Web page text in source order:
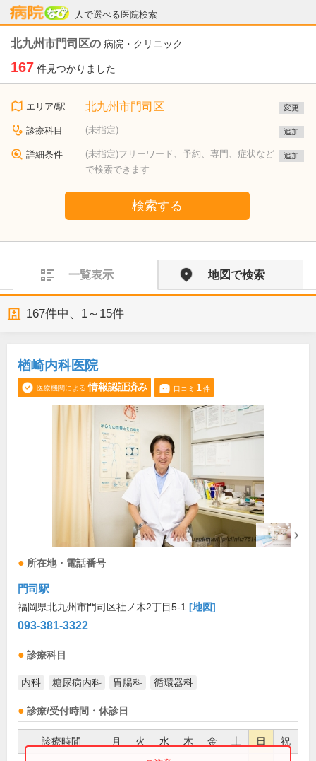
人で選べる医院検索
病院なび
北九州市門司区の 病院・クリニック
167 件見つかりました
エリア/駅 北九州市門司区 変更
診療科目 (未指定) 追加
詳細条件
(未指定)フリーワード、予約、専門、症状など
で検索できます
追加
検索する
一覧表示 地図で検索
167件中、 1～15件
楢崎内科医院
医療機関による 情報認証済み 口コミ 1件
所在地・電話番号
門司駅
福岡県北九州市門司区社ノ木2丁目5-1 [地図]
093-381-3322
診療科目
内科 糖尿病内科 胃腸科 循環器科
診療/受付時間・休診日
診療時間 月 火 水 木 金 土 日 祝